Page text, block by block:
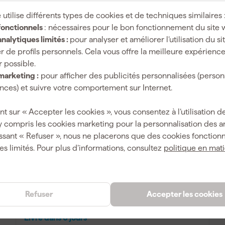
utilise différents types de cookies et de techniques similaires :
: nécessaires pour le bon fonctionnement du site
limités : pour analyser et améliorer l’utilisation du
de profils personnels. Cela vous offre la meilleure expérience
possible.
: pour afficher des publicités personnalisées
et suivre votre comportement sur Internet.
sur « Accepter les cookies », vous consentez à l’utilisation
compris les cookies marketing pour la personnalisation des
« Refuser », nous ne placerons que des cookies
limités. Pour plus d’informations, consultez politique en
Accepter les cookies
Refuser
6,23
TTC
Comparer
Rothenberger ROTEST GW Professional
Détecteur de fuites
Livré dans 6 jours